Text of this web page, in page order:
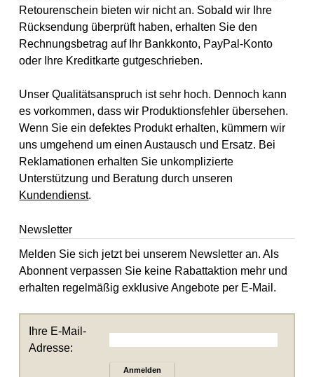
Retourenschein bieten wir nicht an. Sobald wir Ihre
Rücksendung überprüft haben, erhalten Sie den
Rechnungsbetrag auf Ihr Bankkonto, PayPal-Konto
oder Ihre Kreditkarte gutgeschrieben.
Unser Qualitätsanspruch ist sehr hoch. Dennoch kann
es vorkommen, dass wir Produktionsfehler übersehen.
Wenn Sie ein defektes Produkt erhalten, kümmern wir
uns umgehend um einen Austausch und Ersatz. Bei
Reklamationen erhalten Sie unkomplizierte
Unterstützung und Beratung durch unseren
Kundendienst.
Newsletter
Melden Sie sich jetzt bei unserem Newsletter an. Als
Abonnent verpassen Sie keine Rabattaktion mehr und
erhalten regelmäßig exklusive Angebote per E-Mail.
Ihre E-Mail-
Adresse:
Anmelden